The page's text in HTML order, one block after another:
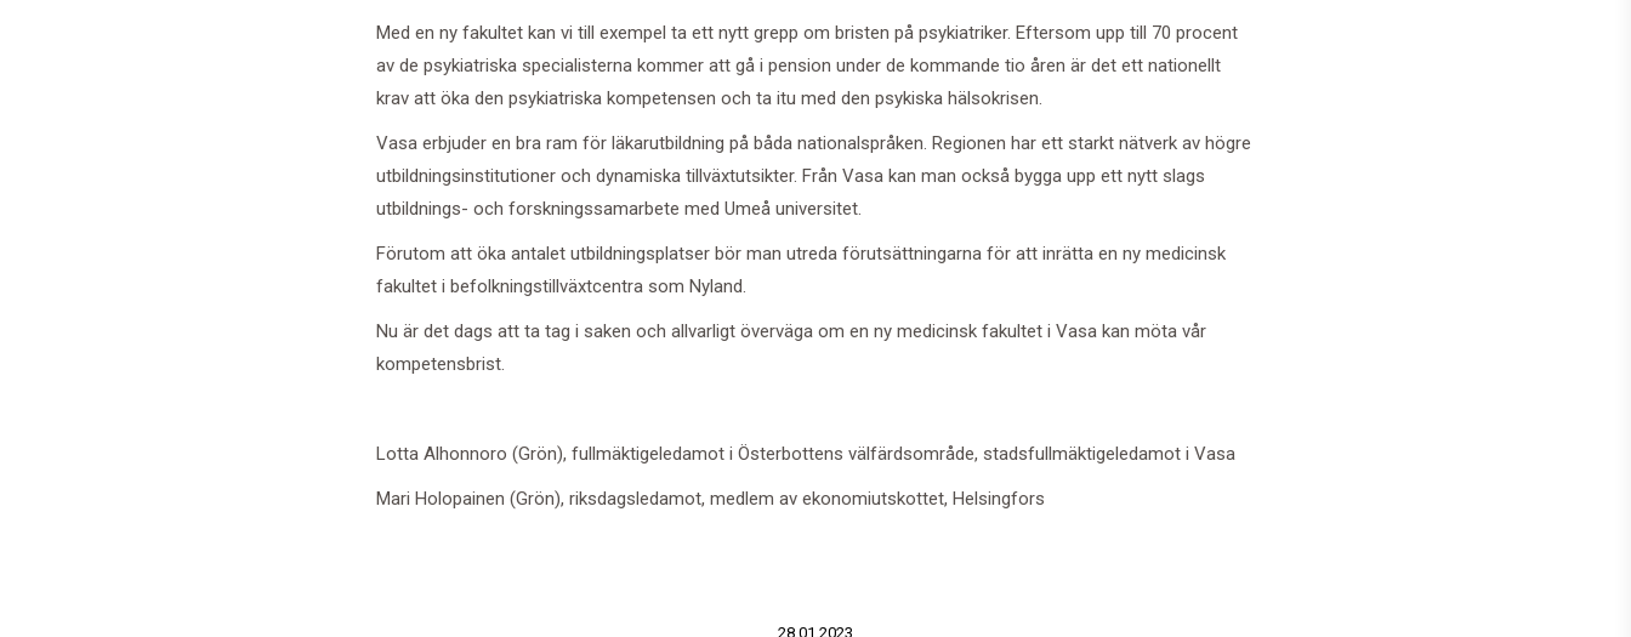
Med en ny fakultet kan vi till exempel ta ett nytt grepp om bristen på psykiatriker. Eftersom upp till 70 procent
av de psykiatriska specialisterna kommer att gå i pension under de kommande tio åren är det ett nationellt
krav att öka den psykiatriska kompetensen och ta itu med den psykiska hälsokrisen.
Vasa erbjuder en bra ram för läkarutbildning på båda nationalspråken. Regionen har ett starkt nätverk av högre
utbildningsinstitutioner och dynamiska tillväxtutsikter. Från Vasa kan man också bygga upp ett nytt slags
utbildnings- och forskningssamarbete med Umeå universitet.
Förutom att öka antalet utbildningsplatser bör man utreda förutsättningarna för att inrätta en ny medicinsk
fakultet i befolkningstillväxtcentra som Nyland.
Nu är det dags att ta tag i saken och allvarligt överväga om en ny medicinsk fakultet i Vasa kan möta vår
kompetensbrist.
Lotta Alhonnoro (Grön), fullmäktigeledamot i Österbottens välfärdsområde, stadsfullmäktigeledamot i Vasa
Mari Holopainen (Grön), riksdagsledamot, medlem av ekonomiutskottet, Helsingfors
28.01.2023